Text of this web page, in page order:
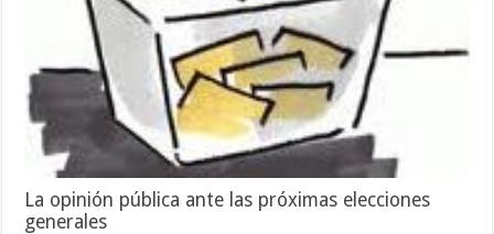
La opinión pública ante las próximas elecciones
generales